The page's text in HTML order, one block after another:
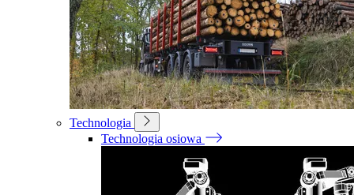
Technologia
Technologia osiowa